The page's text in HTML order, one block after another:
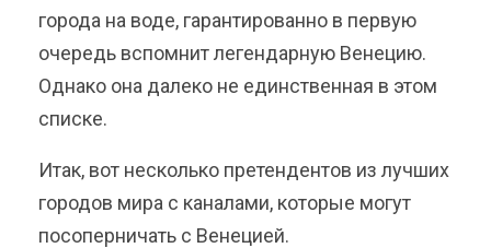
города на воде, гарантированно в первую
очередь вспомнит легендарную Венецию.
Однако она далеко не единственная в этом
списке.
Итак, вот несколько претендентов из лучших
городов мира с каналами, которые могут
посоперничать с Венецией.